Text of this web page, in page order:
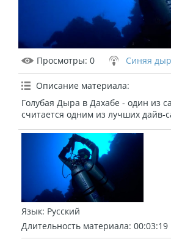
Просмотры: 0 Синяя
Описание материала:
Голубая Дыра в Дахабе - один из
считается одним из лучших дайв-
Язык: Русский
Длительность материала: 00:03:19